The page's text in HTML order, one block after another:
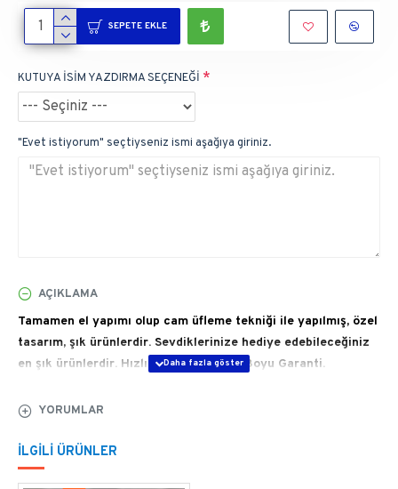
KUTUYA İSİM YAZDIRMA SEÇENEĞİ
"Evet istiyorum" seçtiyseniz ismi aşağıya giriniz.
SEPETE EKLE
AÇIKLAMA
Tamamen el yapımı olup cam üfleme tekniği ile yapılmış, özel
tasarım, şık ürünlerdir. Sevdiklerinize hediye edebileceğiniz
en şık ürünlerdir. Hızlı Teslimat, Ömür Boyu Garanti.
ÜRÜN GENEL ÖZELLİKLERİ
Baştan sona elde şekillendirdiğimiz Avangard
YORUMLAR
İLGILI ÜRÜNLER